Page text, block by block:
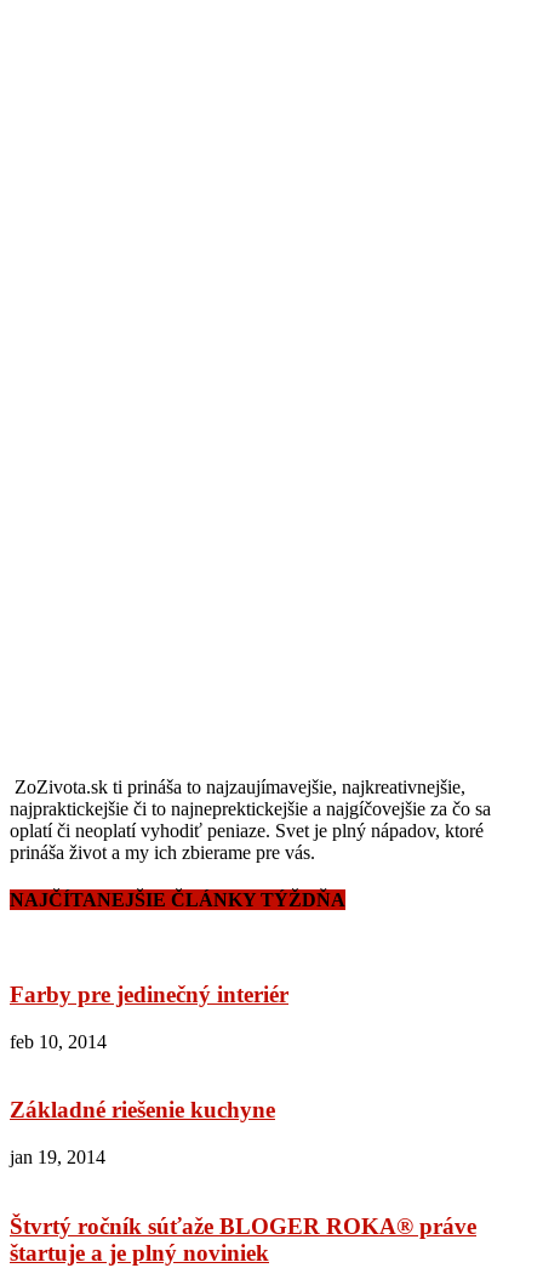
ZoZivota.sk ti prináša to najzaujímavejšie, najkreativnejšie,
najpraktickejšie či to najneprektickejšie a najgíčovejšie za čo sa
oplatí či neoplatí vyhodiť peniaze. Svet je plný nápadov, ktoré
prináša život a my ich zbierame pre vás.
NAJČÍTANEJŠIE ČLÁNKY TÝŽDŇA
Farby pre jedinečný interiér
feb 10, 2014
Základné riešenie kuchyne
jan 19, 2014
Štvrtý ročník súťaže BLOGER ROKA® práve
štartuje a je plný noviniek